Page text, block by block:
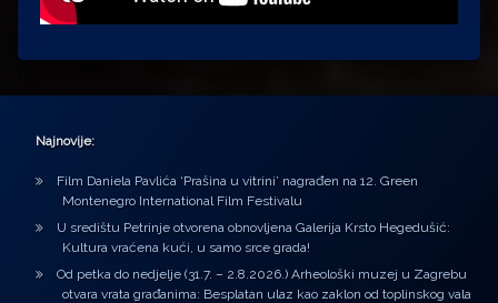
Najnovije:
Film Daniela Pavlića ‘Prašina u vitrini’ nagrađen na 12. Green
Montenegro International Film Festivalu
U središtu Petrinje otvorena obnovljena Galerija Krsto Hegedušić:
Kultura vraćena kući, u samo srce grada!
Od petka do nedjelje (31.7. – 2.8.2026.) Arheološki muzej u Zagrebu
otvara vrata građanima: Besplatan ulaz kao zaklon od toplinskog vala